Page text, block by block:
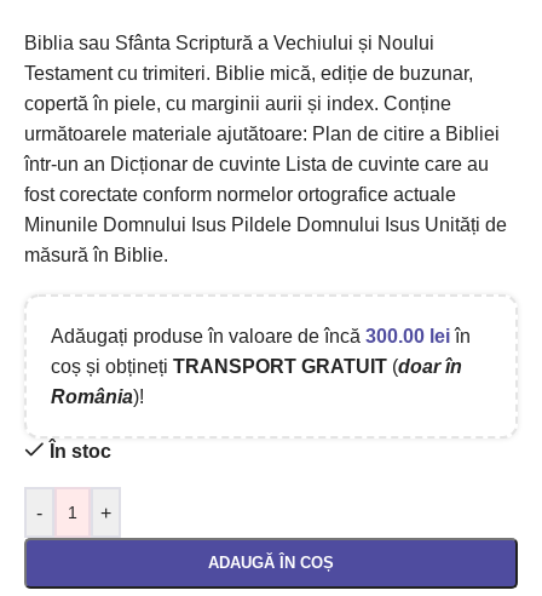
Biblia sau Sfânta Scriptură a Vechiului și Noului
Testament cu trimiteri. Biblie mică, ediție de buzunar,
copertă în piele, cu marginii aurii și index. Conține
următoarele materiale ajutătoare: Plan de citire a Bibliei
într-un an Dicționar de cuvinte Lista de cuvinte care au
fost corectate conform normelor ortografice actuale
Minunile Domnului Isus Pildele Domnului Isus Unități de
măsură în Biblie.
Adăugați produse în valoare de încă 300.00 leiîn
coș și obțineți TRANSPORT GRATUIT (doar în
România)!
În stoc
- +
ADAUGĂ ÎN COȘ